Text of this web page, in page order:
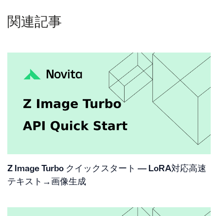
関連記事
Z Image Turbo クイックスタート — LoRA対応高速
テキスト→画像生成